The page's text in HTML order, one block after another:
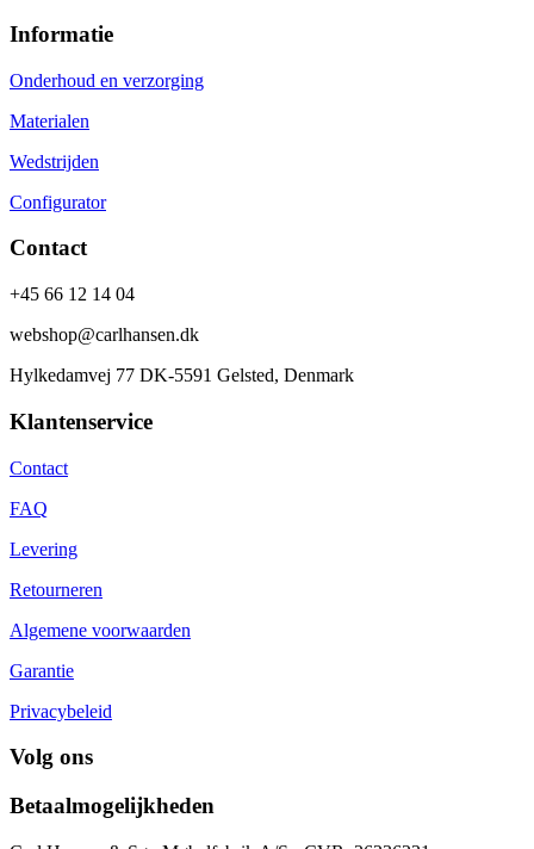
Informatie
Onderhoud en verzorging
Materialen
Wedstrijden
Configurator
Contact
+45 66 12 14 04
webshop@carlhansen.dk
Hylkedamvej 77 DK-5591 Gelsted, Denmark
Klantenservice
Contact
FAQ
Levering
Retourneren
Algemene voorwaarden
Garantie
Privacybeleid
Volg ons
Betaalmogelijkheden